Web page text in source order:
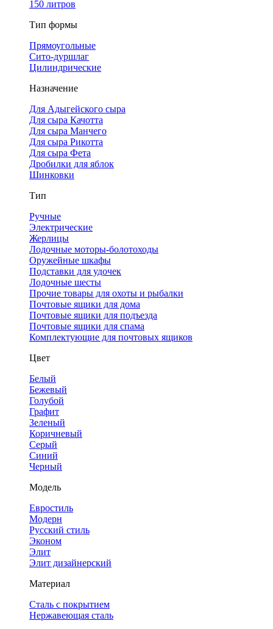
150 литров
Тип формы
Прямоугольные
Сито-дуршлаг
Цилиндрические
Назначение
Для Адыгейского сыра
Для сыра Качотта
Для сыра Манчего
Для сыра Рикотта
Для сыра Фета
Дробилки для яблок
Шинковки
Тип
Ручные
Электрические
Жерлицы
Лодочные моторы-болотоходы
Оружейные шкафы
Подставки для удочек
Лодочные шесты
Прочие товары для охоты и рыбалки
Почтовые ящики для дома
Почтовые ящики для подъезда
Почтовые ящики для спама
Комплектующие для почтовых ящиков
Цвет
Белый
Бежевый
Голубой
Графит
Зеленый
Коричневый
Серый
Синий
Черный
Модель
Евростиль
Модерн
Русский стиль
Эконом
Элит
Элит дизайнерский
Материал
Сталь с покрытием
Нержавеющая сталь